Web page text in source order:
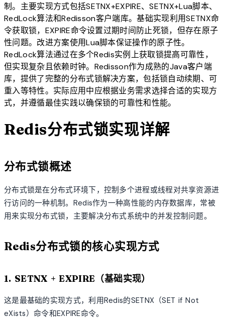
制。主要实现方式包括SETNX+EXPIRE、SETNX+Lua脚本、
RedLock算法和Redisson客户端库。基础实现利用SETNX命
令获取锁，EXPIRE命令设置过期时间防止死锁，但存在原子
性问题。改进方案使用Lua脚本保证操作的原子性。
RedLock算法通过在多个Redis实例上获取锁提高可靠性，
但实现复杂且依赖时钟。Redisson作为成熟的Java客户端
库，提供了完整的分布式锁解决方案，包括锁自动续期、可
重入等特性。实际应用中应根据业务需求选择合适的实现方
式，并遵循最佳实践以确保锁的可靠性和性能。
Redis分布式锁实现详解
分布式锁概述
分布式锁是在分布式环境下，控制多个进程或线程对共享资源进
行访问的一种机制。Redis作为一种高性能的内存数据库，常被
用来实现分布式锁，主要解决分布式系统中的并发控制问题。
Redis分布式锁的核心实现方式
1. SETNX + EXPIRE（基础实现）
这是最基础的实现方式，利用Redis的SETNX（SET if Not
eXists）命令和EXPIRE命令。